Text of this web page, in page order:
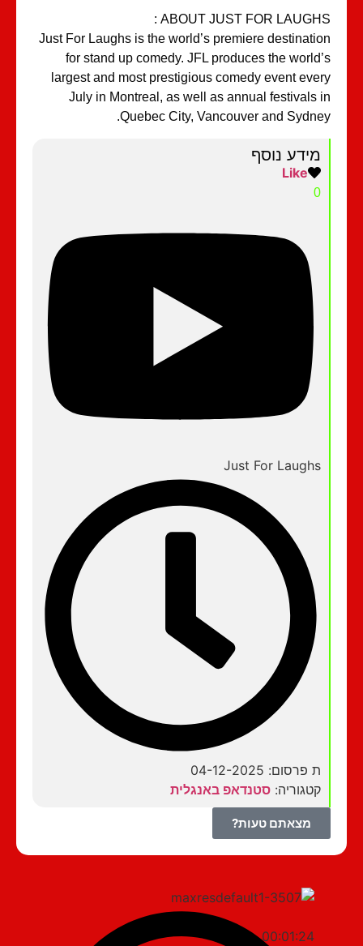
ABOUT JUST FOR
Just For Laughs is the world’s premiere
for stand up comedy. JFL produces the
largest and most prestigious comedy event
July in Montreal, as well as annual festivals
Quebec City, Vancouver and
מידע נוסף
Just For Laughs
ת פרסום: 04-12-2025
קטגוריה:סטנדאפ באנגלית
מצאתם טעות?
00:01:24